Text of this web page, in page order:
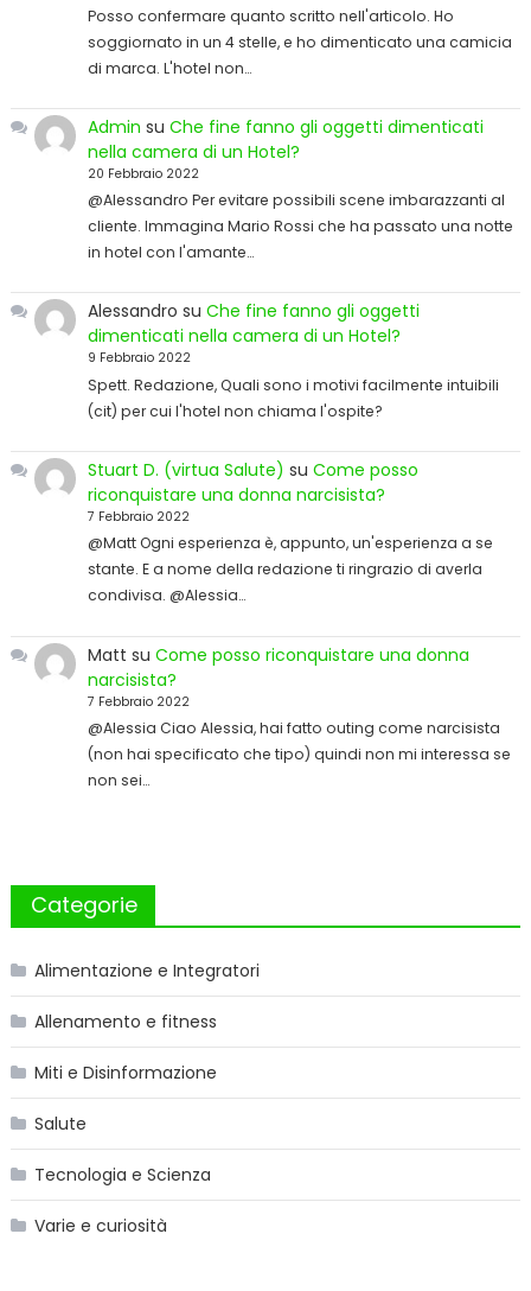
Posso confermare quanto scritto nell'articolo. Ho
soggiornato in un 4 stelle, e ho dimenticato una camicia
di marca. L'hotel non…
Admin suChe fine fanno gli oggetti dimenticati
nella camera di un Hotel?
20 Febbraio 2022
@Alessandro Per evitare possibili scene imbarazzanti al
cliente. Immagina Mario Rossi che ha passato una notte
in hotel con l'amante…
Alessandro suChe fine fanno gli oggetti
dimenticati nella camera di un Hotel?
9 Febbraio 2022
Spett. Redazione, Quali sono i motivi facilmente intuibili
(cit) per cui l'hotel non chiama l'ospite?
Stuart D. (virtua Salute) suCome posso
riconquistare una donna narcisista?
7 Febbraio 2022
@Matt Ogni esperienza è, appunto, un'esperienza a se
stante. E a nome della redazione ti ringrazio di averla
condivisa. @Alessia…
Matt suCome posso riconquistare una donna
narcisista?
7 Febbraio 2022
@Alessia Ciao Alessia, hai fatto outing come narcisista
(non hai specificato che tipo) quindi non mi interessa se
non sei…
Categorie
Alimentazione e Integratori
Allenamento e fitness
Miti e Disinformazione
Salute
Tecnologia e Scienza
Varie e curiosità